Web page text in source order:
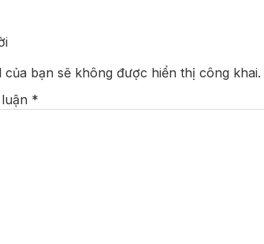
của bạn sẽ không được hiển thị công khai.
*